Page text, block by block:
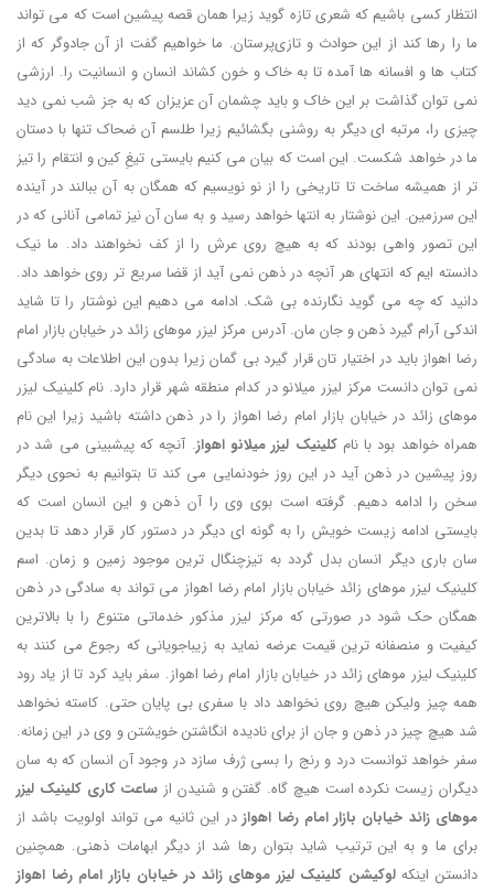
انتظار کسی باشیم که شعری تازه گوید زیرا همان قصه پیشین است که می تواند
ما را رها کند از این حوادث و تازی‌پرستان. ما خواهیم گفت از آن جادوگر که از
کتاب ها و افسانه ها آمده تا به خاک و خون کشاند انسان و انسانیت را. ارزشی
نمی توان گذاشت بر این خاک و باید چشمان آن عزیزان که به جز شب نمی دید
چیزی را، مرتبه ای دیگر به روشنی بگشائیم زیرا طلسم آن ضحاک تنها با دستان
ما در خواهد شکست. این است که بیان می کنیم بایستی تیغِ کین و انتقام را تیز
تر از همیشه ساخت تا تاریخی را از نو نویسیم که همگان به آن ببالند در آینده
این سرزمین. این نوشتار به انتها خواهد رسید و به سان آن نیز تمامی آنانی که در
این تصور واهی بودند که به هیچ روی عرش را از کف نخواهند داد. ما نیک
دانسته ایم که انتهای هر آنچه در ذهن نمی آید از قضا سریع تر روی خواهد داد.
دانید که چه می گوید نگارنده بی شک. ادامه می دهیم این نوشتار را تا شاید
اندکی آرام گیرد ذهن و جان مان. آدرس مرکز لیزر موهای زائد در خیابان بازار امام
رضا اهواز باید در اختیار تان قرار گیرد بی گمان زیرا بدون این اطلاعات به سادگی
نمی توان دانست مرکز لیزر میلانو در کدام منطقه شهر قرار دارد. نام کلینیک لیزر
موهای زائد در خیابان بازار امام رضا اهواز را در ذهن داشته باشید زیرا این نام
همراه خواهد بود با نامکلینیک لیزر میلانو اهواز. آنچه که پیشبینی می شد در
روز پیشین در ذهن آید در این روز خودنمایی می کند تا بتوانیم به نحوی دیگر
سخن را ادامه دهیم. گرفته است بوی وی را آن ذهن و این انسان است که
بایستی ادامه زیست خویش را به گونه ای دیگر در دستور کار قرار دهد تا بدین
سان باری دیگر انسان بدل گردد به تیزچنگال ترین موجود زمین و زمان. اسم
کلینیک لیزر موهای زائد خیابان بازار امام رضا اهواز می تواند به سادگی در ذهن
همگان حک شود در صورتی که مرکز لیزر مذکور خدماتی متنوع را با بالاترین
کیفیت و منصفانه ترین قیمت عرضه نماید به زیباجویانی که رجوع می کنند به
کلینیک لیزر موهای زائد در خیابان بازار امام رضا اهواز. سفر باید کرد تا از یاد رود
همه چیز ولیکن هیچ روی نخواهد داد با سفری بی پایان حتی. کاسته نخواهد
شد هیچ چیز در ذهن و جان از برای نادیده انگاشتن خویشتن و وی در این زمانه.
سفر خواهد توانست درد و رنج را بسی ژرف سازد در وجود آن انسان که به سان
دیگران زیست نکرده است هیچ گاه. گفتن و شنیدن از ساعت کاری کلینیک لیزر
موهای زائد خیابان بازار امام رضا اهوازدر این ثانیه می تواند اولویت باشد از
برای ما و به این ترتیب شاید بتوان رها شد از دیگر ابهامات ذهنی. همچنین
دانستن اینکهلوکیشن کلینیک لیزر موهای زائد در خیابان بازار امام رضا اهواز